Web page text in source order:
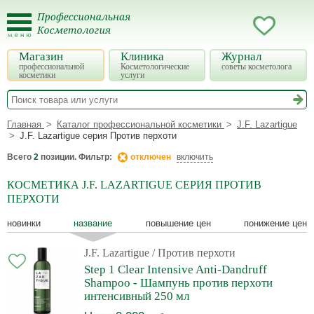
Магазин
профессиональной
косметики
Клиника
Косметологические
услуги
Журнал
советы косметолога
Главная Каталог профессиональной косметики
J.F. Lazartigue
J.F. Lazartigue серия Против перхоти
Всего 2 позиции. Фильтр: отключен включить
КОСМЕТИКА J.F. LAZARTIGUE СЕРИЯ ПРОТИВ
ПЕРХОТИ
новинки название повышение цен понижение цен
J.F. Lazartigue / Против перхоти
Step 1 Clear Intensive Anti-Dandruff
Shampoo - Шампунь против перхоти
интенсивный 250 мл